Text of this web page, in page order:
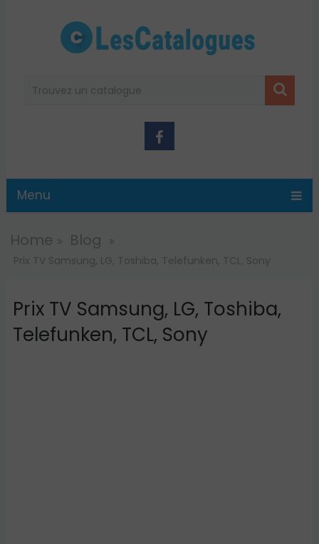
Menu
Home Blog
Prix TV Samsung, LG, Toshiba, Telefunken, TCL, Sony
Prix TV Samsung, LG, Toshiba,
Telefunken, TCL, Sony